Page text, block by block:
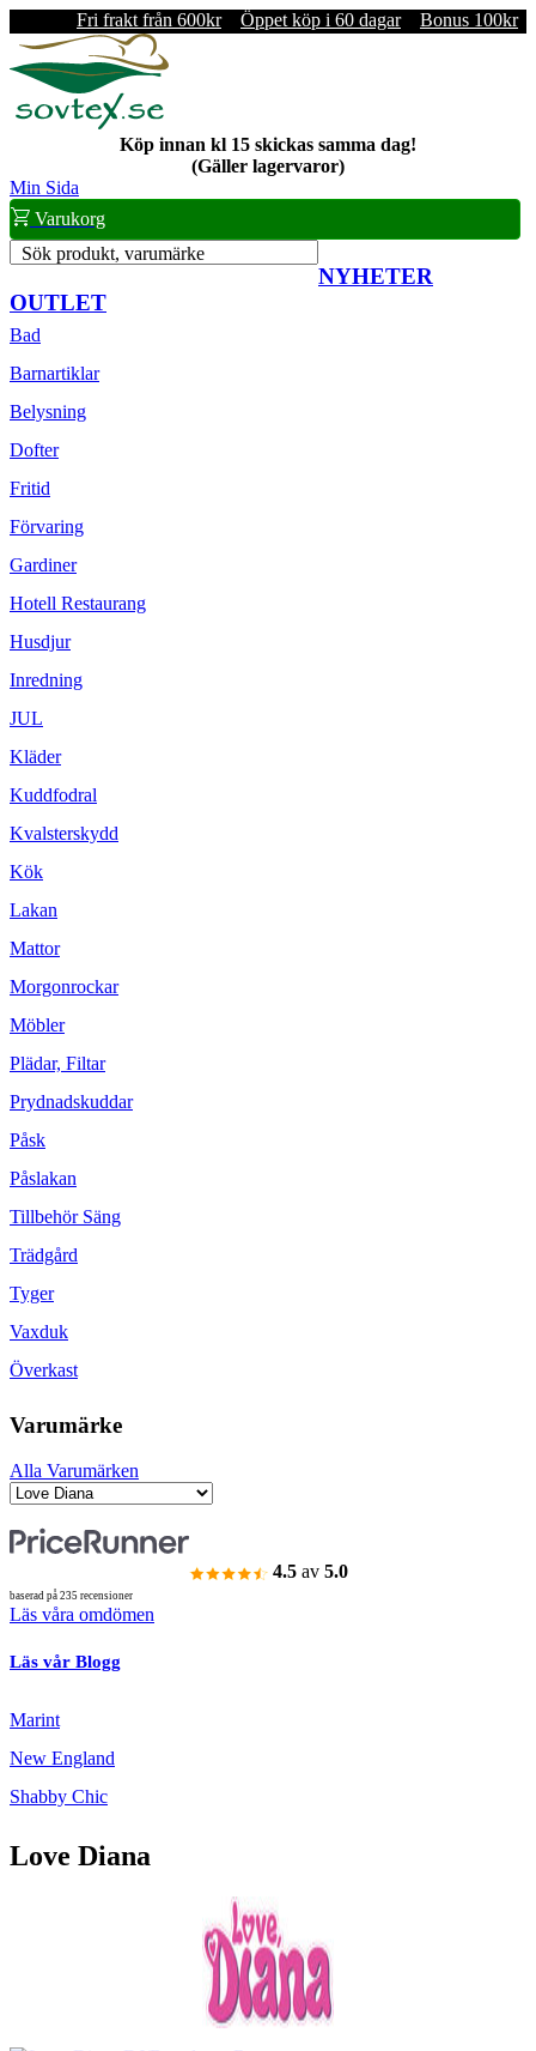
Fri frakt från 600kr Öppet köp i 60 dagar Bonus 100kr
Köp innan kl 15 skickas samma dag!
(Gäller lagervaror)
Min Sida
Varukorg
Sök produkt, varumärke
NYHETER
OUTLET
Bad
Barnartiklar
Belysning
Dofter
Fritid
Förvaring
Gardiner
Hotell Restaurang
Husdjur
Inredning
JUL
Kläder
Kuddfodral
Kvalsterskydd
Kök
Lakan
Mattor
Morgonrockar
Möbler
Plädar, Filtar
Prydnadskuddar
Påsk
Påslakan
Tillbehör Säng
Trädgård
Tyger
Vaxduk
Överkast
Varumärke
Alla Varumärken
4.5 av 5.0
baserad på 235 recensioner
Läs våra omdömen
Läs vår Blogg
Marint
New England
Shabby Chic
Love Diana